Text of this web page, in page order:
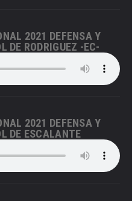
2021 DEFENSA Y
DE RODRIGUEZ -EC-
2021 DEFENSA Y
DE ESCALANTE